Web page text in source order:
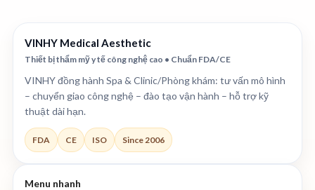
VINHY Medical Aesthetic
Thiết bị thẩm mỹ y tế công nghệ cao • Chuẩn FDA/CE
VINHY đồng hành Spa & Clinic/Phòng khám: tư vấn mô hình
– chuyển giao công nghệ – đào tạo vận hành – hỗ trợ kỹ
thuật dài hạn.
FDA CE ISO Since 2006
Menu nhanh